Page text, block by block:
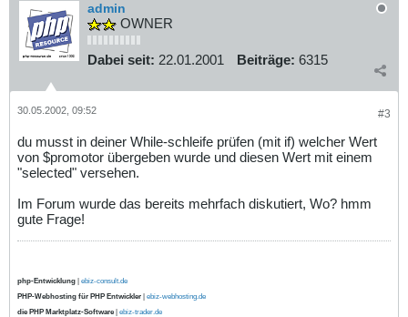
admin
OWNER
Dabei seit: 22.01.2001 Beiträge: 6315
#3
30.05.2002, 09:52
du musst in deiner While-schleife prüfen (mit if) welcher Wert
von $promotor übergeben wurde und diesen Wert mit einem
"selected" versehen.
Im Forum wurde das bereits mehrfach diskutiert, Wo? hmm
gute Frage!
php-Entwicklung | ebiz-consult.de
PHP-Webhosting für PHP Entwickler | ebiz-webhosting.de
die PHP Marktplatz-Software | ebiz-trader.de